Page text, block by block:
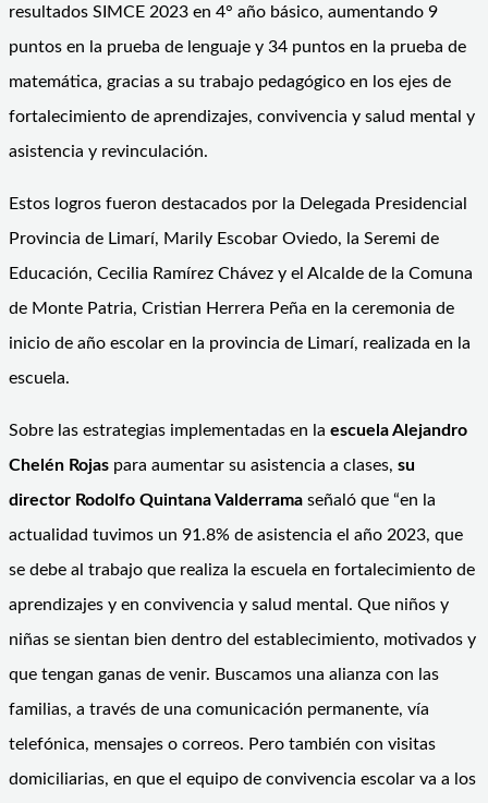
resultados SIMCE 2023 en 4° año básico, aumentando 9
puntos en la prueba de lenguaje y 34 puntos en la prueba de
matemática, gracias a su trabajo pedagógico en los ejes de
fortalecimiento de aprendizajes, convivencia y salud mental y
asistencia y revinculación.
Estos logros fueron destacados por la Delegada Presidencial
Provincia de Limarí, Marily Escobar Oviedo, la Seremi de
Educación, Cecilia Ramírez Chávez y el Alcalde de la Comuna
de Monte Patria, Cristian Herrera Peña en la ceremonia de
inicio de año escolar en la provincia de Limarí, realizada en la
escuela.
Sobre las estrategias implementadas en la escuela Alejandro
Chelén Rojas para aumentar su asistencia a clases, su
director Rodolfo Quintana Valderrama señaló que “en la
actualidad tuvimos un 91.8% de asistencia el año 2023, que
se debe al trabajo que realiza la escuela en fortalecimiento de
aprendizajes y en convivencia y salud mental. Que niños y
niñas se sientan bien dentro del establecimiento, motivados y
que tengan ganas de venir. Buscamos una alianza con las
familias, a través de una comunicación permanente, vía
telefónica, mensajes o correos. Pero también con visitas
domiciliarias, en que el equipo de convivencia escolar va a los